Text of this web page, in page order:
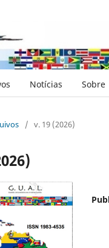
Notícias Sobre
/ v. 19 (2026)